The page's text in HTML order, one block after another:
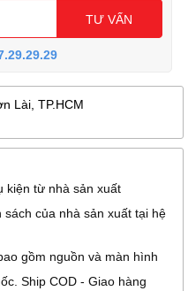
TƯ VẤN
Lài, TP.HCM
kiện từ nhà sản xuất
sách của nhà sản xuất tại hệ
gồm nguồn và màn hình
Ship COD - Giao hàng